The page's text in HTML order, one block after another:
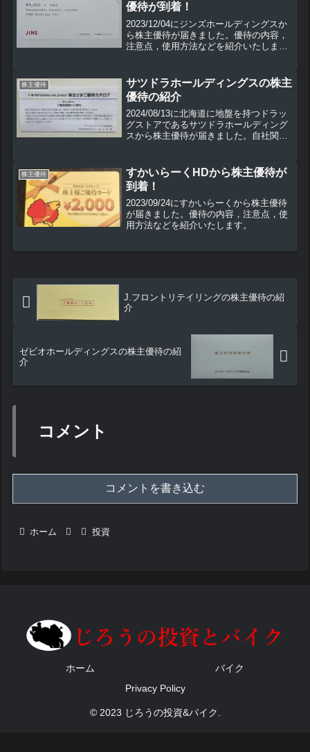
優待が到着！
2023/12/04にジンズホールディングスか
ら株主優待が届きました。優待の内容，
注意点，使用方法などを紹介いたしま
株主優待
サツドラホールディングスの株主
優待の紹介
2024/08/13に北海道に地盤を持つドラッ
グストアであるサツドラホールディング
スから株主優待が届きました。自社関連
の株主優待の内容や使用方法などを紹介
いたします。
株主優待
すかいらーくHDから株主優待が
到着！
2023/09/24にすかいらーくから株主優待
が届きました。優待の内容，注意点，使
用方法などを紹介いたします。
J.フロントリテイリングの株主優待の紹
介
ゼビオホールディングスの株主優待の紹
介
コメント
コメントを書き込む
ホーム 投資
ホーム
バイク
Privacy Policy
© 2023 じろうの投資&バイク.